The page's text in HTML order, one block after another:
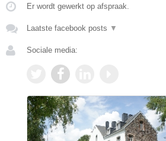
Er wordt gewerkt op afspraak.
Laatste facebook posts ▼
Sociale media: